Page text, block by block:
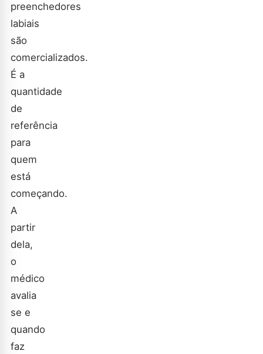
preenchedores
labiais
são
comercializados.
É a
quantidade
de
referência
para
quem
está
começando.
A
partir
dela,
o
médico
avalia
se e
quando
faz